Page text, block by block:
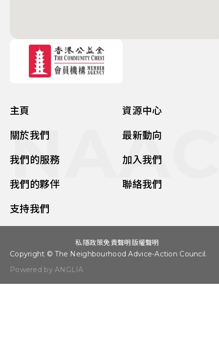
主頁
關於我們
我們的服務
我們的夥伴
支持我們
資源中心
最新動向
加入我們
聯絡我們
Copyright © The Neighbourhood Advice-Action Council.
Powered by ANGLIA
私隱政策免責聲明 版權聲明